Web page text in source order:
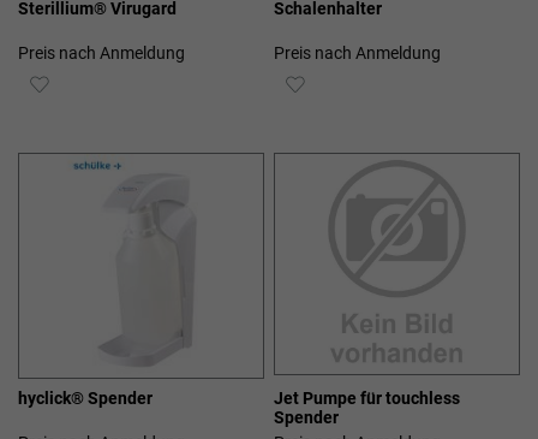
Sterillium® Virugard
Preis nach Anmeldung
ZUR
HINZUFÜGEN
Schalenhalter
Preis nach Anmeldung
ZUR
HINZUFÜGEN
hyclick® Spender
Jet Pumpe für touchless
Spender